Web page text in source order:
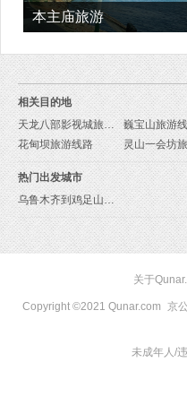
本主庙旅游
相关目的地
天龙八部影视城旅游线路
巍宝山旅游
花甸坝旅游线路
灵山一会坊
热门出发城市
乌鲁木齐到鸡足山旅游报价
关于
Copyright ©2021 Qunar.com 京
未成年人/